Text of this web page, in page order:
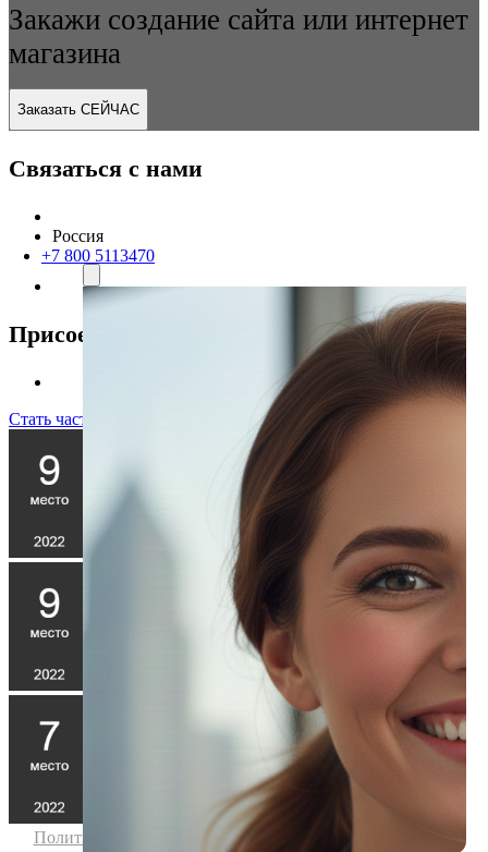
Закажи создание сайта или интернет
магазина
Заказать СЕЙЧАС
Связаться с нами
Россия
+7 800 5113470
Присоединяйтесь к нам
Стать частью команды!
Политика конфиденциальности
Согласие на обработку